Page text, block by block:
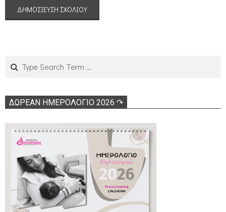
ΔΩΡΕΑΝ ΗΜΕΡΟΛΟΓΙΟ 2026 ↷